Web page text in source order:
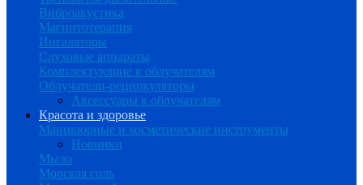
Виброакустика
Магнитотерапия
Ингаляторы
Слуховые аппараты
Комплектующие к облучателям
Облучатели-рециркуляторы
Аксессуары к облучателям
Красота и здоровье
Маникюрные и косметические инструменты
Новинки
Мыло
Морская соль